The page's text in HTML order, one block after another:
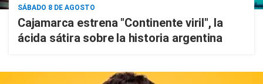
SÁBADO 8 DE AGOSTO
Cajamarca estrena "Continente viril", la
ácida sátira sobre la historia argentina